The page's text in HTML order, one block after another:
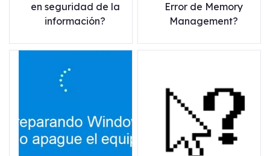
en seguridad de la
información?
Error de Memory
Management?